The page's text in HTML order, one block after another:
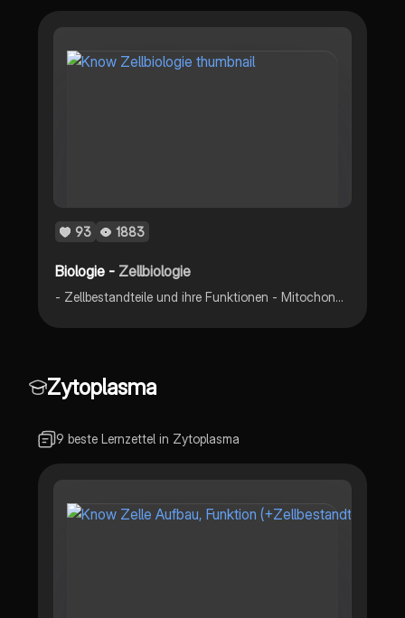
93 1883
Biologie - Zellbiologie
- Zellbestandteile und ihre Funktionen - Mitochondrien - Chloroplasten - Kompartimentierung - Endosymbiose - Biomembran - Diffusion/ Osmose - Außenmedium/ Innenmedium - Stofftransport
Zytoplasma
9 beste Lernzettel in Zytoplasma